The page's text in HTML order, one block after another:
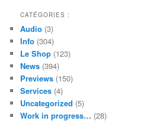
CATÉGORIES :
Audio (3)
Info (304)
Le Shop (123)
News (394)
Previews (150)
Services (4)
Uncategorized (5)
Work in progress… (28)